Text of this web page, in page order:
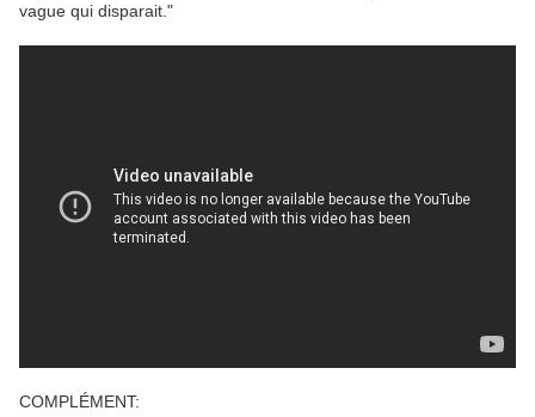
vague qui disparait."
COMPLÉMENT: